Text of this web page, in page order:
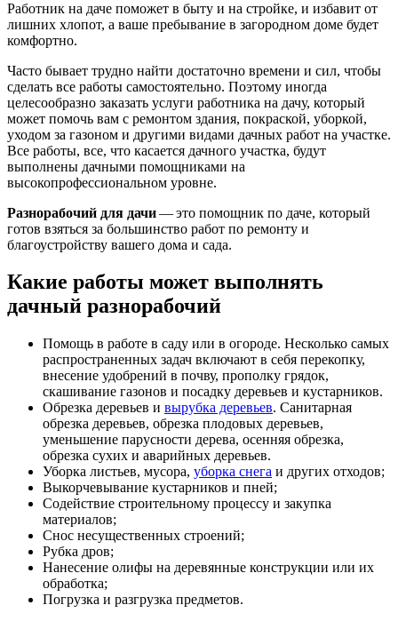
Работник на даче поможет в быту и на стройке, и избавит от
лишних хлопот, а ваше пребывание в загородном доме будет
комфортно.
Часто бывает трудно найти достаточно времени и сил, чтобы
сделать все работы самостоятельно. Поэтому иногда
целесообразно заказать услуги работника на дачу, который
может помочь вам с ремонтом здания, покраской, уборкой,
уходом за газоном и другими видами дачных работ на участке.
Все работы, все, что касается дачного участка, будут
выполнены дачными помощниками на
высокопрофессиональном уровне.
Разнорабочий для дачи— это помощник по даче, который
готов взяться за большинство работ по ремонту и
благоустройству вашего дома и сада.
Какие работы может выполнять
дачный разнорабочий
Помощь в работе в саду или в огороде. Несколько самых
распространенных задач включают в себя перекопку,
внесение удобрений в почву, прополку грядок,
скашивание газонов и посадку деревьев и кустарников.
Обрезка деревьев и вырубка деревьев. Санитарная
обрезка деревьев, обрезка плодовых деревьев,
уменьшение парусности дерева, осенняя обрезка,
обрезка сухих и аварийных деревьев.
Уборка листьев, мусора, уборка снега и других отходов;
Выкорчевывание кустарников и пней;
Содействие строительному процессу и закупка
материалов;
Снос несущественных строений;
Рубка дров;
Нанесение олифы на деревянные конструкции или их
обработка;
Погрузка и разгрузка предметов.